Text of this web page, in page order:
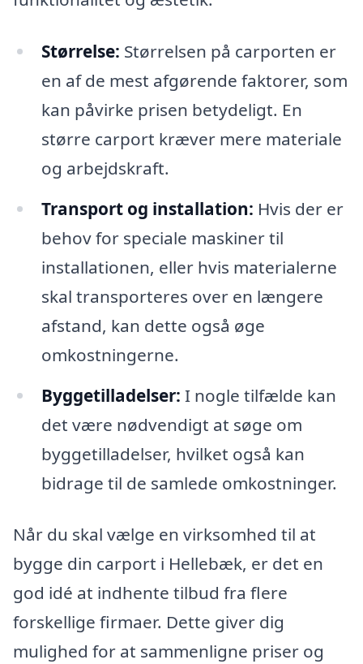
Størrelse: Størrelsen på carporten er
en af de mest afgørende faktorer, som
kan påvirke prisen betydeligt. En
større carport kræver mere materiale
og arbejdskraft.
Transport og installation: Hvis der er
behov for speciale maskiner til
installationen, eller hvis materialerne
skal transporteres over en længere
afstand, kan dette også øge
omkostningerne.
Byggetilladelser: I nogle tilfælde kan
det være nødvendigt at søge om
byggetilladelser, hvilket også kan
bidrage til de samlede omkostninger.
Når du skal vælge en virksomhed til at
bygge din carport i Hellebæk, er det en
god idé at indhente tilbud fra flere
forskellige firmaer. Dette giver dig
mulighed for at sammenligne priser og